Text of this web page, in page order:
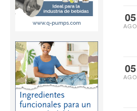
05
AGO
05
AGO